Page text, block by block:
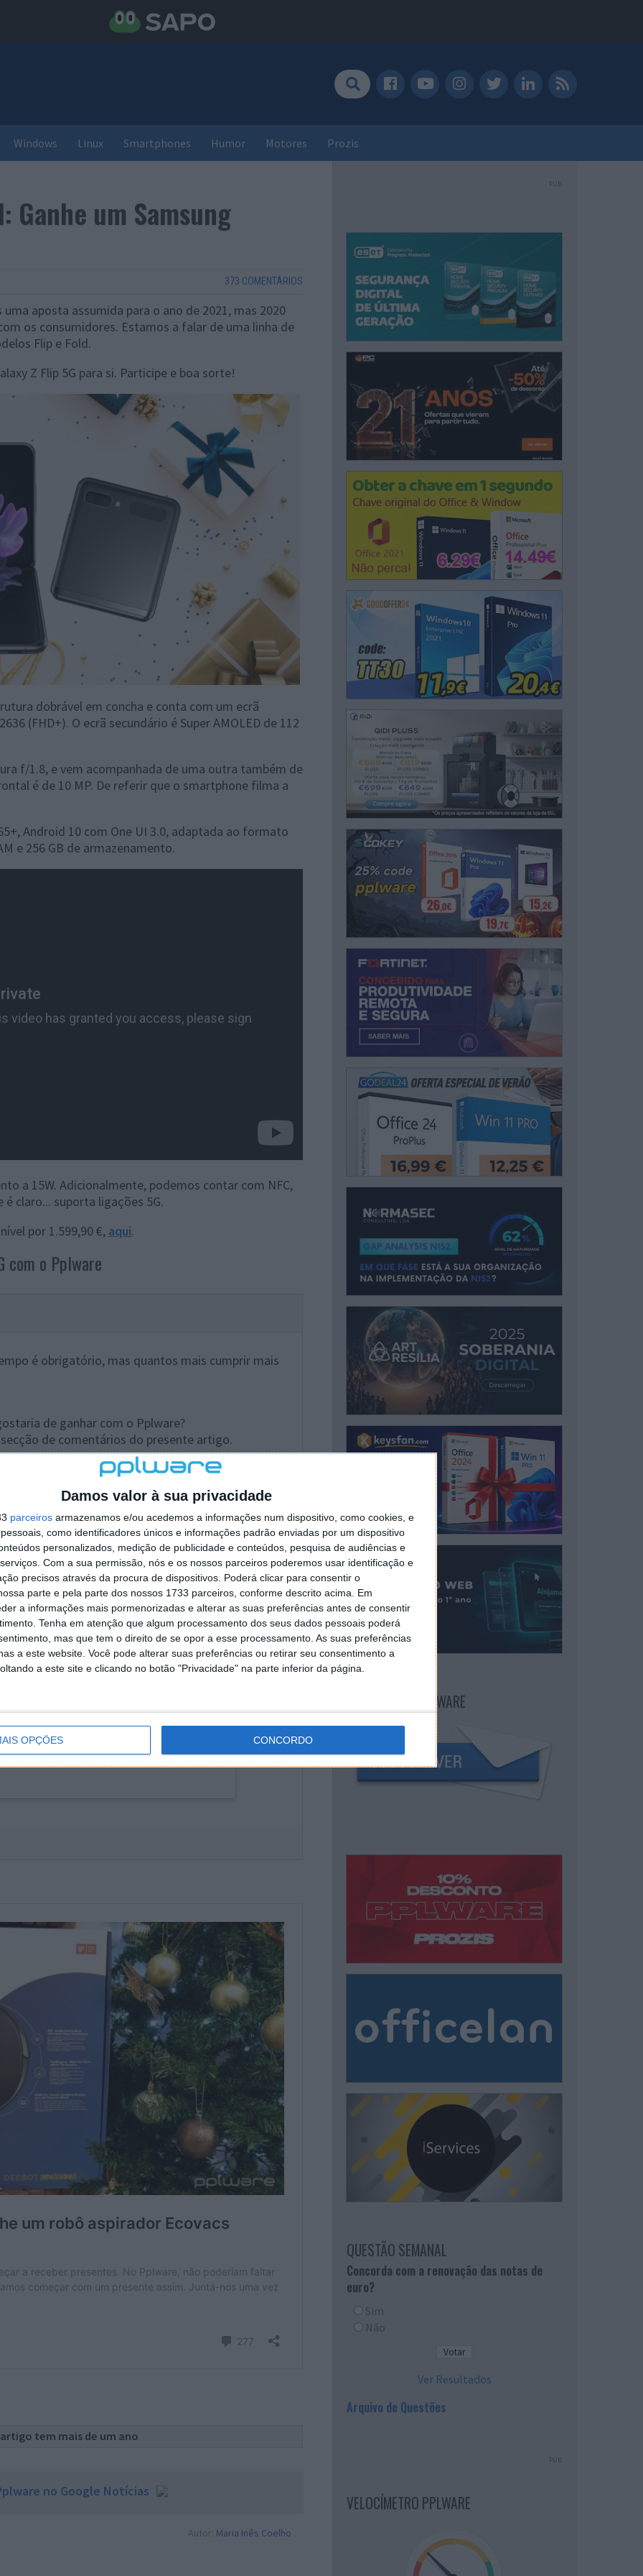
Damos valor à sua privacidade
parceiros armazenamos e/ou acedemos a informações num dispositivo, como cookies, e
como identificadores únicos e informações padrão enviadas por um dispositivo
personalizados, medição de publicidade e conteúdos, pesquisa de audiências e
Com a sua permissão, nós e os nossos parceiros poderemos usar identificação e
precisos através da procura de dispositivos. Poderá clicar para consentir o
parte e pela parte dos nossos 1733 parceiros, conforme descrito acima. Em
a informações mais pormenorizadas e alterar as suas preferências antes de consentir
Tenha em atenção que algum processamento dos seus dados pessoais poderá
mas que tem o direito de se opor a esse processamento. As suas preferências
a este website. Você pode alterar suas preferências ou retirar seu consentimento a
a este site e clicando no botão "Privacidade" na parte inferior da página.
OPÇÕES CONCORDO
Windows Linux Smartphones Humor Motores Prozis
Ganhe um Samsung
373 COMENTÁRIOS
aposta assumida para o ano de 2021, mas 2020
os consumidores. Estamos a falar de uma linha de
Flip e Fold.
Z Flip 5G para si. Participe e boa sorte!
dobrável em concha e conta com um ecrã
(FHD+). O ecrã secundário é Super AMOLED de 112
f/1.8, e vem acompanhada de uma outra também de
é de 10 MP. De referir que o smartphone filma a
Android 10 com One UI 3.0, adaptada ao formato
e 256 GB de armazenamento.
a 15W. Adicionalmente, podemos contar com NFC,
claro... suporta ligações 5G.
por 1.599,90 €, aqui.
com o Pplware
é obrigatório, mas quantos mais cumprir mais
de ganhar com o Pplware?
de comentários do presente artigo.
do passatempo presente no Facebook do
às 16h e termina no dia 26 de dezembro às
aleatória através da plataforma de submissão das
sociais do Pplware e neste artigo. Todos os
pela equipa do Pplware.
tem mais de um ano
no Google Notícias
Autor: Maria Inês Coelho
PUB
NEWSLETTER PPLWARE
QUESTÃO SEMANAL
Concorda com a renovação das notas de
euro?
Sim
Não
Ver Resultados
Arquivo de Questões
PUB
VELOCÍMETRO PPLWARE